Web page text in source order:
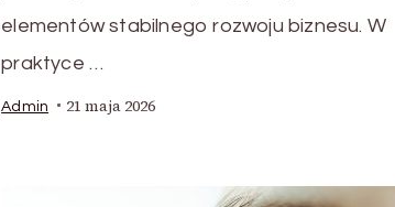
elementów stabilnego rozwoju biznesu. W
praktyce …
Admin 21 maja 2026